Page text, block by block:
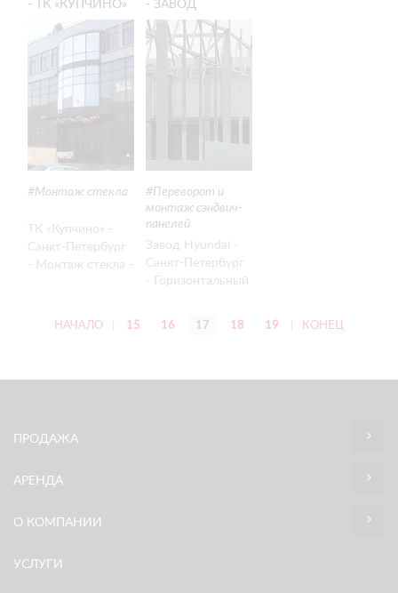
- ТК «КУПЧИНО»
- МОНТАЖ
СТЕКЛА
Монтаж стекла
ТК «Купчино» -
Санкт-Петербург
- Монтаж стекла -
- ЗАВОД
HYUNDAI -
ГОРИЗОНТАЛЬНЫЙ
МОНТАЖ
Переворот и
монтаж сэндвич-
панелей
Завод Hyundai -
Санкт-Петербург
- Горизонтальный
сэндвич-панелей
НАЧАЛО 15 16 17 18 19 КОНЕЦ
ПРОДАЖА
АРЕНДА
О КОМПАНИИ
УСЛУГИ